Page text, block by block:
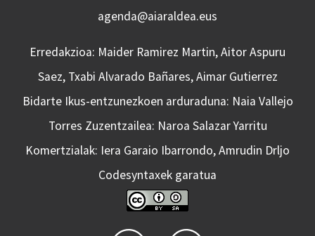
agenda@aiaraldea.eus
Erredakzioa: Maider Ramirez Martin, Aitor Aspuru
Saez, Txabi Alvarado Bañares, Aimar Gutierrez
Bidarte Ikus-entzunezkoen arduraduna: Naia Vallejo
Torres Zuzentzailea: Naroa Salazar Yarritu
Komertzialak: Iera Garaio Ibarrondo, Amrudin Drljo
Codesyntaxek garatua